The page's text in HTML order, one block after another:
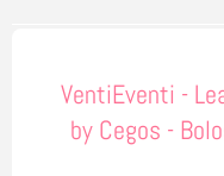
VentiEventi -
by Cegos -